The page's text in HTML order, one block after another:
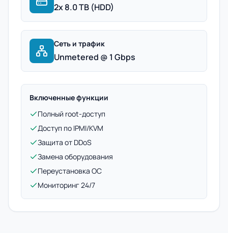
2x 8.0 TB (HDD)
Сеть и трафик
Unmetered @ 1 Gbps
Включенные функции
Полный root-доступ
Доступ по IPMI/KVM
Защита от DDoS
Замена оборудования
Переустановка ОС
Мониторинг 24/7